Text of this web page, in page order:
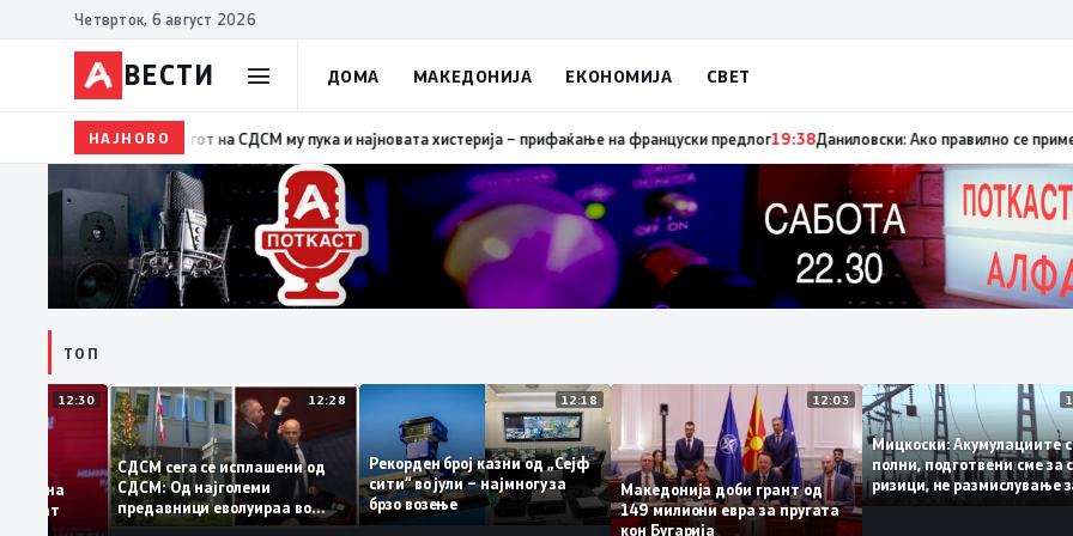
Четврток, 6 август 2026
ВЕСТИ ДОМА МАКЕДОНИЈА ЕКОНОМИЈА СВЕТ
НАЈНОВО
19:39 ВМРО-ДПМНЕ: Како што му пукна меурот од сапуница „мигранти за пари“, така на талогот на СДСМ му пука и најновата
ТОП
12:30
на
12:28
СДСМ сега се исплашени од
СДСМ: Од најголеми
предавници еволуираа во
најголеми патриоти
12:18
Рекорден број казни од „Сејф
сити“ во јули – најмногу за
брзо возење
12:03
Македонија доби грант од
149 милиони евра за пругата
кон Бугарија
Мицкоски:
полни, подготвени
ризици, не
поскапување на